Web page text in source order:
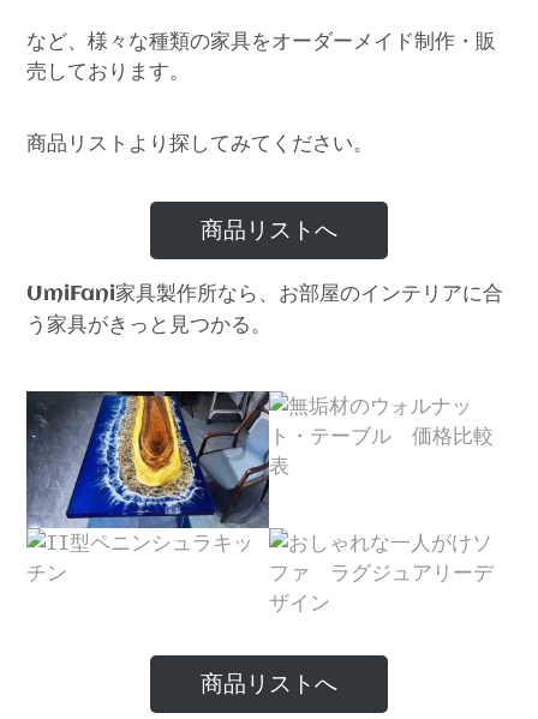
など、様々な種類の家具をオーダーメイド制作・販
売しております。
商品リストより探してみてください。
商品リストへ
UmiFani家具製作所なら、お部屋のインテリアに合
う家具がきっと見つかる。
商品リストへ